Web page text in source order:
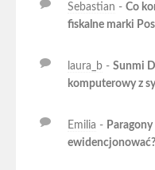
Sebastian - Co
fiskalne marki
laura_b - Sunmi
komputerowy z
Emilia -
ewidencjonować?